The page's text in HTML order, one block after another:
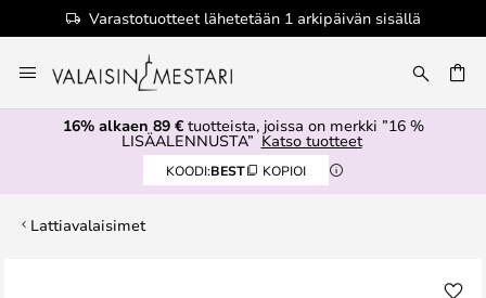
Varastotuotteet lähetetään 1 arkipäivän sisällä
to
Content
16% alkaen 89 €tuotteista, joissa on merkki ”16 %
LISÄALENNUSTA” Katso tuotteet
KOODI:BEST KOPIOI
Lattiavalaisimet